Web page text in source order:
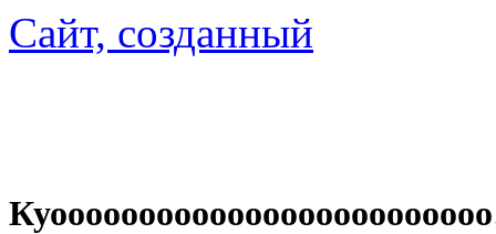
Сайт, созданный